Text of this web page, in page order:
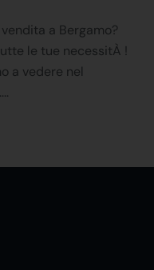
a Bergamo?
le tue necessitÀ !
a vedere nel